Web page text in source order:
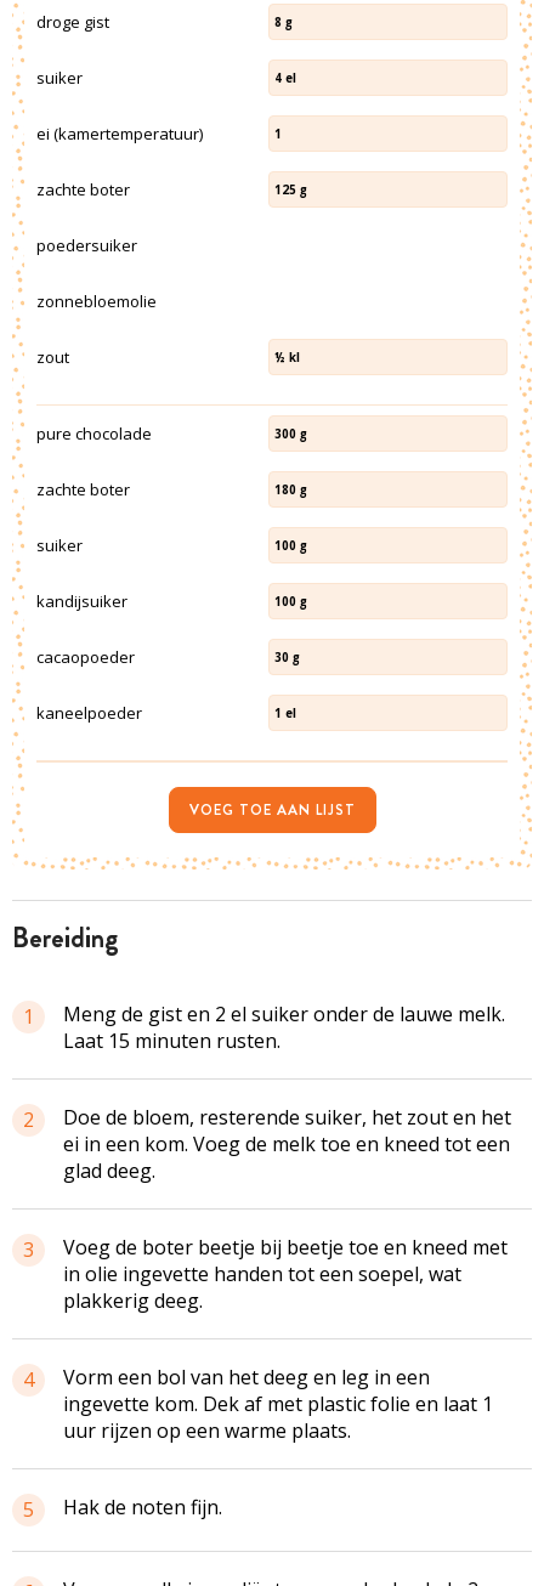
bereiding
1
Meng de gist en 2 el suiker onder de lauwe melk.
Laat 15 minuten rusten.
2
Doe de bloem, resterende suiker, het zout en het
ei in een kom. Voeg de melk toe en kneed tot een
glad deeg.
3
Voeg de boter beetje bij beetje toe en kneed met
in olie ingevette handen tot een soepel, wat
plakkerig deeg.
4
Vorm een bol van het deeg en leg in een
ingevette kom. Dek af met plastic folie en laat 1
uur rijzen op een warme plaats.
5 Hak de noten fijn.
droge gist 8 g
suiker 4 el
ei (kamertemperatuur) 1
zachte boter 125 g
poedersuiker
zonnebloemolie
zout ½ kl
pure chocolade 300 g
zachte boter 180 g
suiker 100 g
kandijsuiker 100 g
cacaopoeder 30 g
kaneelpoeder 1 el
VOEG TOE AAN LIJST